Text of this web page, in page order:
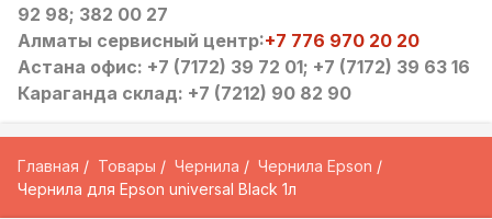
92 98; 382 00 27
Алматы сервисный центр:+7 776 970 20 20
Астана офис: +7 (7172) 39 72 01; +7 (7172) 39 63 16
Караганда склад: +7 (7212) 90 82 90
Главная Товары Чернила
Чернила Epson
Чернила для Epson universal Black 1л